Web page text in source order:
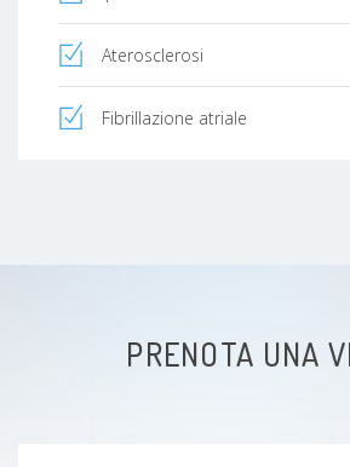
Aterosclerosi
Fibrillazione atriale
PRENOTA UNA